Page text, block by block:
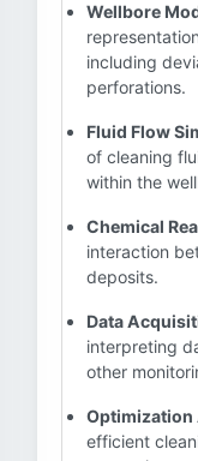
Wellbore
including
perforations.
Fluid Flow
of cleaning
within the
Chemical
interaction
deposits.
Data
interpreting
other
efficient